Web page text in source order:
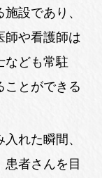
設であり、
師や看護師は
なども常駐
ことができる
れた瞬間、
者さんを目